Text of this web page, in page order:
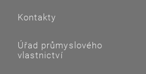
Kontakty
Úřad průmyslového
vlastnictví